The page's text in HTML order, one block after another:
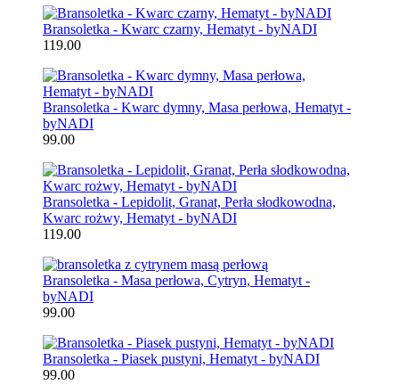
Bransoletka - Kwarc czarny, Hematyt - byNADI
119.00
Bransoletka - Kwarc dymny, Masa perłowa, Hematyt -
byNADI
99.00
Bransoletka - Lepidolit, Granat, Perła słodkowodna,
Kwarc rożwy, Hematyt - byNADI
119.00
Bransoletka - Masa perłowa, Cytryn, Hematyt -
byNADI
99.00
Bransoletka - Piasek pustyni, Hematyt - byNADI
99.00